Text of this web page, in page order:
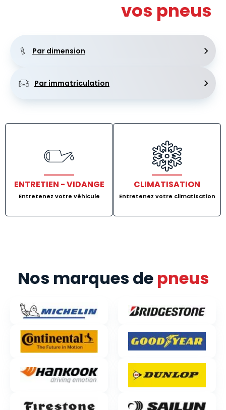
vos pneus
Par dimension
Par immatriculation
ENTRETIEN - VIDANGE
Entretenez votre véhicule
CLIMATISATION
Entretenez votre climatisation
Nos marques de pneus